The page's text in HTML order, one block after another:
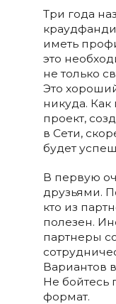
Три года
иметь
это
не только
Это
никуда.
проект,
в Сети,
будет
В первую
друзьями.
кто из
полезен.
партнеры
Вариантов
Не бойтесь
формат.